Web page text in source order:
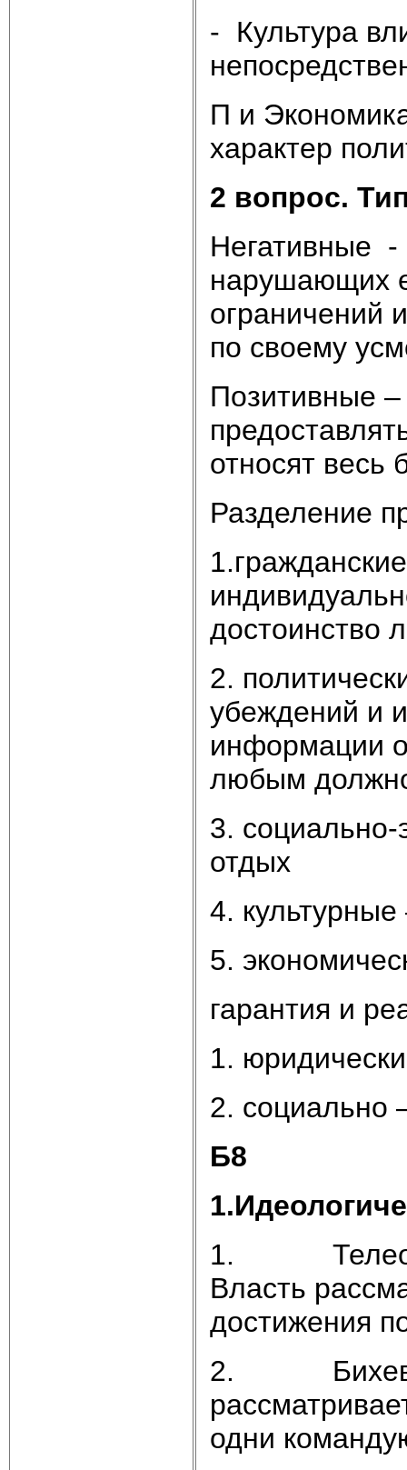
- Культура
П и
характер
2 вопрос.
Негативные -
нарушающих
ограничений
по своему
Позитивные –
относят весь
Разделение
достоинство
2.
убеждений и
информации о
любым
3. социально-
отдых
4.
5.
гарантия и
1.
2.
Б8
1.
Власть
достижения
2.
одни